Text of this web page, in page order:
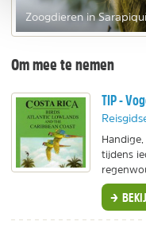
Zoogdieren in Sarapiquí
Om mee te nemen
TIP -
tijdens